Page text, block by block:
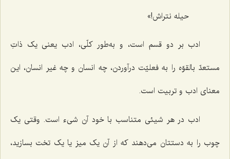
حیله نتراش!»
ادب بر دو قسم است، و به‌طور کلّی، ادب یعنی یک ذاتِ
مستعدّ بالقوّه را به فعلیّت درآوردن، چه انسان و چه غیر انسان، این
معنای ادب و تربیت است.
ادب در هر شیئی متناسب با خود آن شیء است. وقتی یک
چوب را به دستتان می‌دهند که از آن یک میز یا یک تخت بسازید،